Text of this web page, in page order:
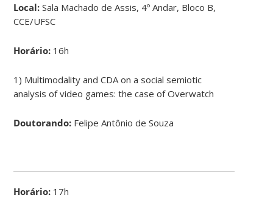
Local: Sala Machado de Assis, 4º Andar, Bloco B,
CCE/UFSC
Horário: 16h
1) Multimodality and CDA on a social semiotic
analysis of video games: the case of Overwatch
Doutorando: Felipe Antônio de Souza
Horário: 17h